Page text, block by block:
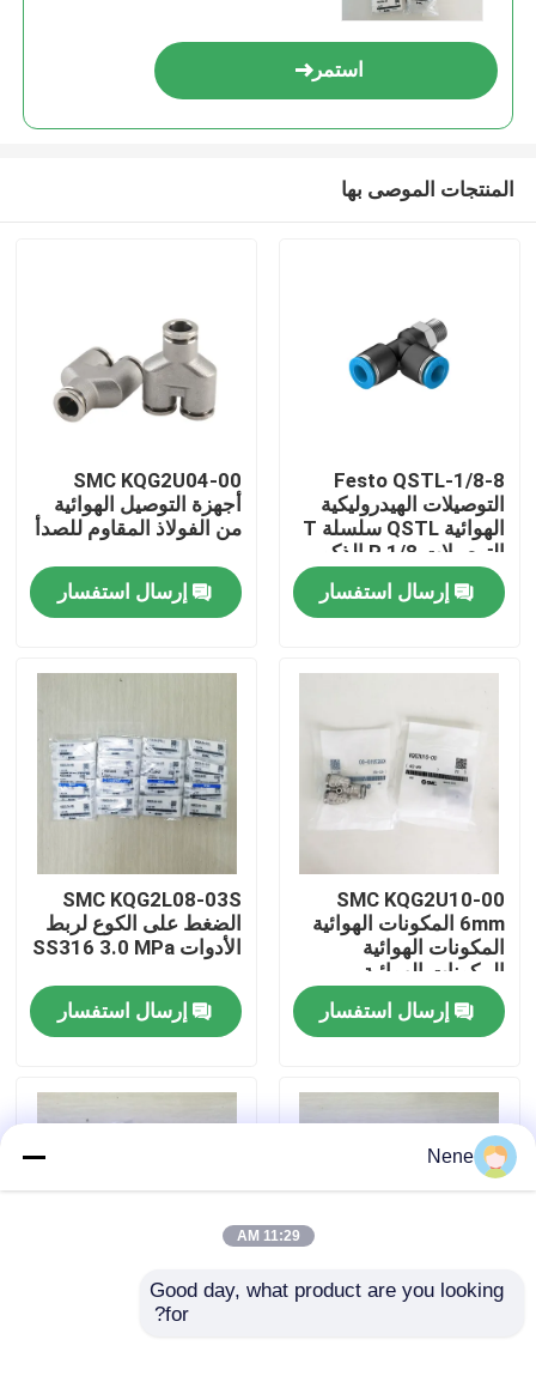
المنتجات
حولنا
جولة في المصنع
اتصل بنا
اطلب اقتباس
استمر
المنتجات الموصى بها
Festo QSTL-1/8-8
التوصيلات الهيدروليكية
الهوائية QSTL سلسلة T
التوصيلات R 1/8 الذكور
إلى 8 مم
إرسال استفسار
SMC KQG2U04-00
أجهزة التوصيل الهوائية
من الفولاذ المقاوم للصدأ
إرسال استفسار
SMC KQG2U10-00
6mm المكونات الهوائية
المكونات الهوائية
المكونات الهوائية
المكونات الهوائية
إرسال استفسار
SMC KQG2L08-03S
الضغط على الكوع لربط
الأدوات SS316 3.0 MPa
إرسال استفسار
Nene
11:29 AM
Good day, what product are you looking
for?